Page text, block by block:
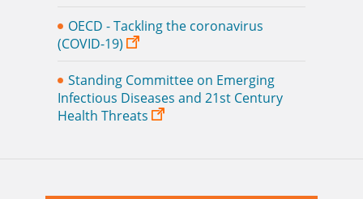
OECD - Tackling the coronavirus
(COVID-19)
Standing Committee on Emerging
Infectious Diseases and 21st Century
Health Threats